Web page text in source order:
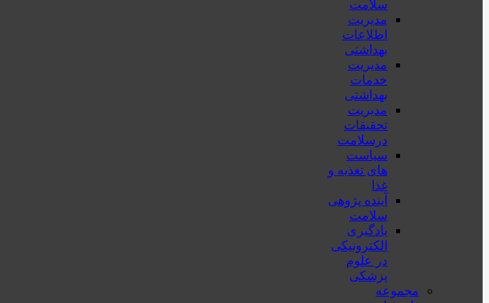
سلامت
مدیریت
اطلاعات
بهداشتی
مدیریت
خدمات
بهداشتی
مدیریت
تحقیقات
درسلامت
سیاست
های تغذیه و
غذا
آینده پژوهی
سلامت
یادگیری
الکترونیکی
در علوم
پزشکی
مجموعه